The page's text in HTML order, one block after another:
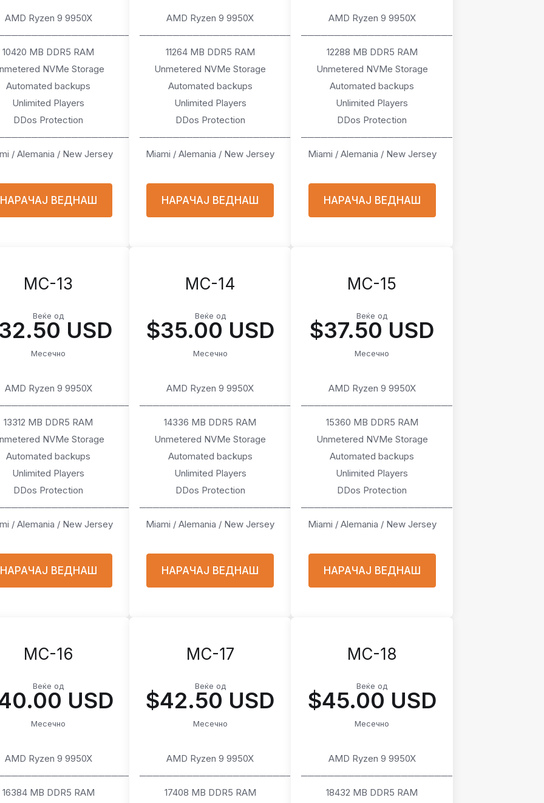
AMD Ryzen 9 9950X
10420 MB DDR5 RAM
NVMe Storage
Automated backups
Unlimited Players
DDos Protection
/ Alemania / New Jersey
НАРАЧАЈ ВЕДНАШ
AMD Ryzen 9 9950X
───────────────────────
11264 MB DDR5 RAM
Unmetered NVMe Storage
Automated backups
Unlimited Players
DDos Protection
───────────────────────
Miami / Alemania / New Jersey
НАРАЧАЈ ВЕДНАШ
AMD Ryzen 9 9950X
───────────────────────
12288 MB DDR5 RAM
Unmetered NVMe Storage
Automated backups
Unlimited Players
DDos Protection
───────────────────────
Miami / Alemania / New Jersey
НАРАЧАЈ ВЕДНАШ
MC-13
Веќе од
USD
Месечно
AMD Ryzen 9 9950X
13312 MB DDR5 RAM
NVMe Storage
Automated backups
Unlimited Players
DDos Protection
/ Alemania / New Jersey
НАРАЧАЈ ВЕДНАШ
MC-14
Веќе од
$35.00 USD
Месечно
AMD Ryzen 9 9950X
───────────────────────
14336 MB DDR5 RAM
Unmetered NVMe Storage
Automated backups
Unlimited Players
DDos Protection
───────────────────────
Miami / Alemania / New Jersey
НАРАЧАЈ ВЕДНАШ
MC-15
Веќе од
$37.50 USD
Месечно
AMD Ryzen 9 9950X
───────────────────────
15360 MB DDR5 RAM
Unmetered NVMe Storage
Automated backups
Unlimited Players
DDos Protection
───────────────────────
Miami / Alemania / New Jersey
НАРАЧАЈ ВЕДНАШ
MC-16
Веќе од
USD
Месечно
AMD Ryzen 9 9950X
16384 MB DDR5 RAM
MC-17
Веќе од
$42.50 USD
Месечно
AMD Ryzen 9 9950X
───────────────────────
17408 MB DDR5 RAM
MC-18
Веќе од
$45.00 USD
Месечно
AMD Ryzen 9 9950X
───────────────────────
18432 MB DDR5 RAM